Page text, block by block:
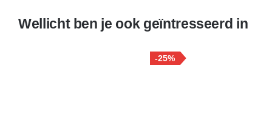
Wellicht ben je ook geïntresseerd in
-25%